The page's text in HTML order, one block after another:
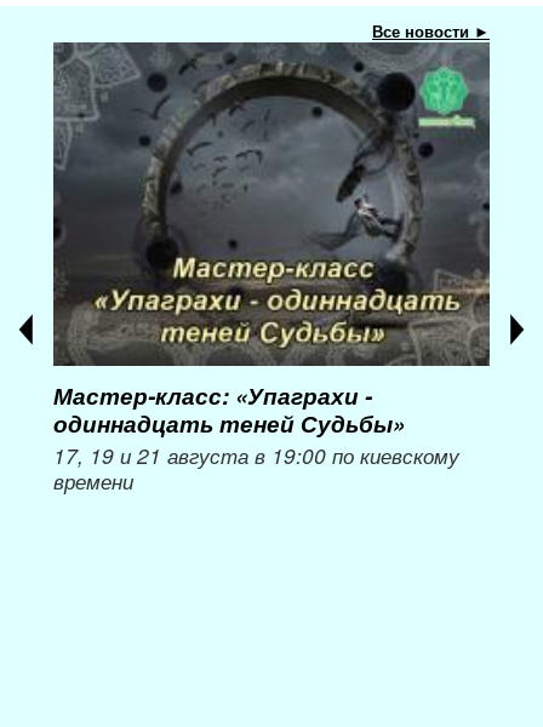
Все новости ►
Мастер-класс: «Упаграхи -
одиннадцать теней Судьбы»
17, 19 и 21 августа в 19:00 по киевскому
времени